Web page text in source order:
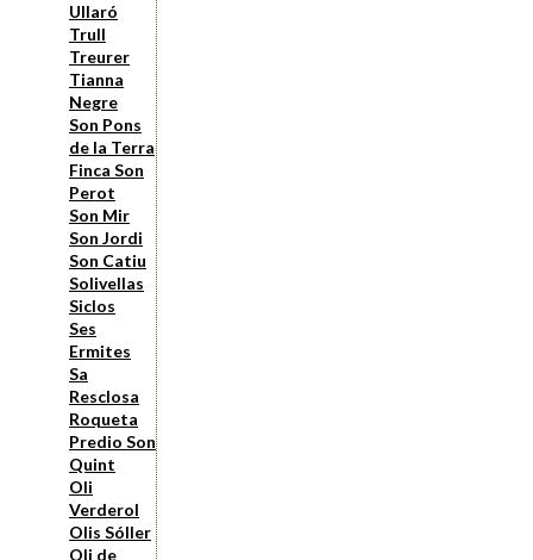
Ullaró
Trull
Treurer
Tianna
Negre
Son Pons
de la Terra
Finca Son
Perot
Son Mir
Son Jordi
Son Catiu
Solivellas
Siclos
Ses
Ermites
Sa
Resclosa
Roqueta
Predio Son
Quint
Oli
Verderol
Olis Sóller
Oli de